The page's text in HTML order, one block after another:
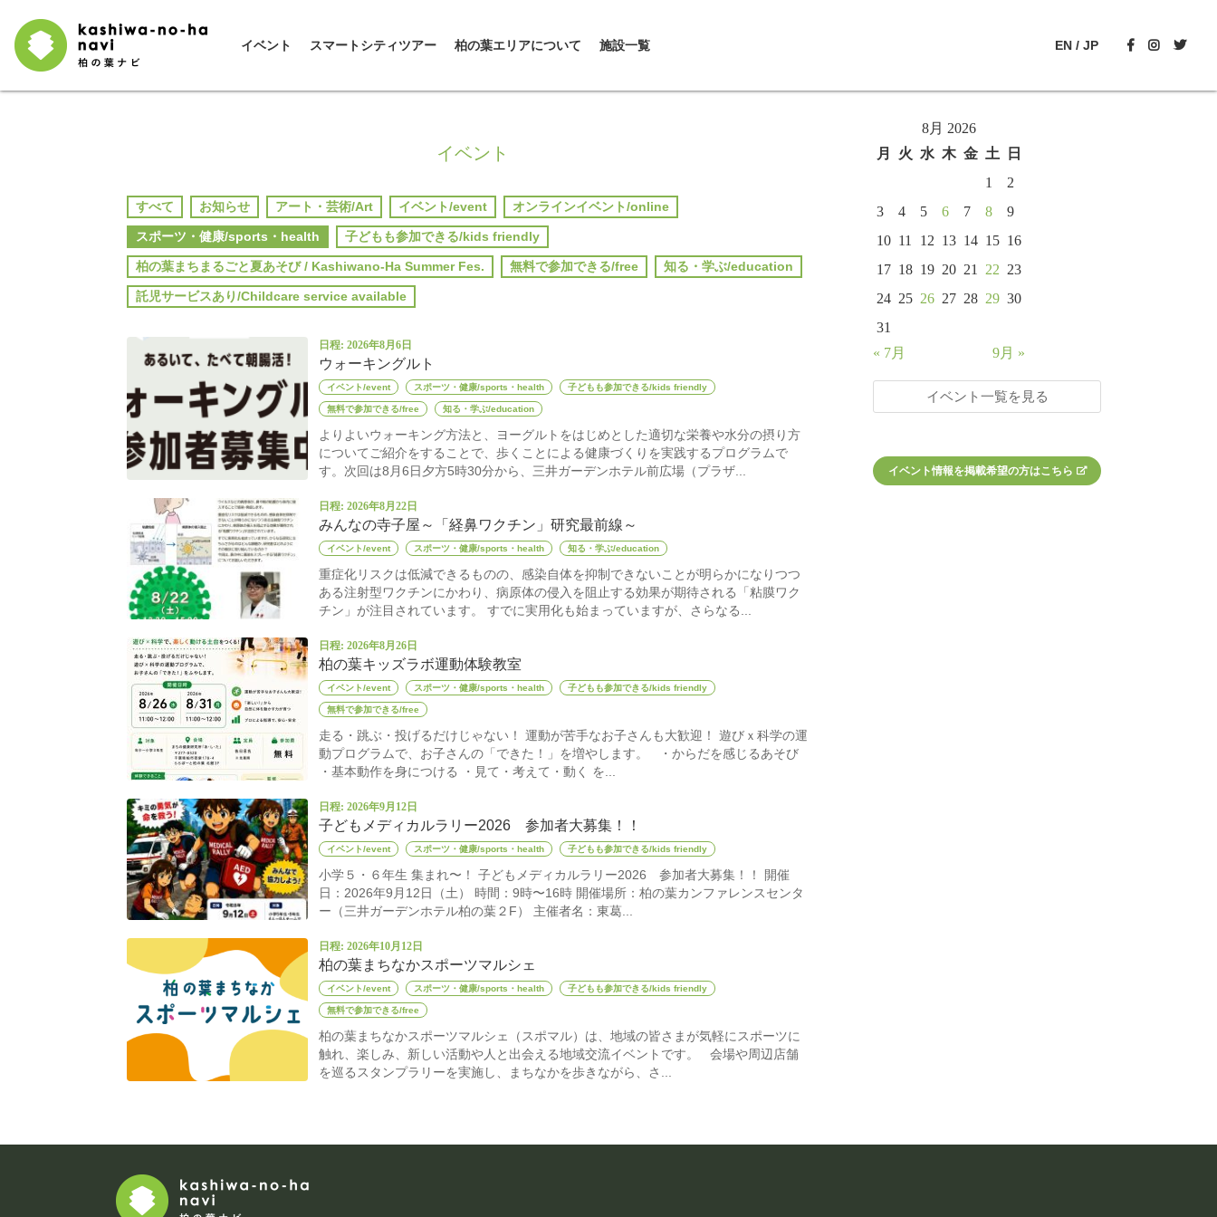
イベント スマートシティツアー 柏の葉エリアについて 施設一覧 EN / JP
イベント
すべて お知らせ アート・芸術/Art イベント/event オンラインイベント/online
スポーツ・健康/sports・health 子どもも参加できる/kids friendly
柏の葉まちまるごと夏あそび / Kashiwano-Ha Summer Fes. 無料で参加できる/free 知る・学ぶ/education
託児サービスあり/Childcare service available
日程: 2026年8月6日
ウォーキングルト
イベント/event スポーツ・健康/sports・health 子どもも参加できる/kids friendly
無料で参加できる/free 知る・学ぶ/education
よりよいウォーキング方法と、ヨーグルトをはじめとした適切な栄養や水分の摂り方
についてご紹介をすることで、歩くことによる健康づくりを実践するプログラムで
す。次回は8月6日夕方5時30分から、三井ガーデンホテル前広場（プラザ...
日程: 2026年8月22日
みんなの寺子屋～「経鼻ワクチン」研究最前線～
イベント/event スポーツ・健康/sports・health 知る・学ぶ/education
重症化リスクは低減できるものの、感染自体を抑制できないことが明らかになりつつ
ある注射型ワクチンにかわり、病原体の侵入を阻止する効果が期待される「粘膜ワク
チン」が注目されています。 すでに実用化も始まっていますが、さらなる...
日程: 2026年8月26日
柏の葉キッズラボ運動体験教室
イベント/event スポーツ・健康/sports・health 子どもも参加できる/kids friendly
無料で参加できる/free
走る・跳ぶ・投げるだけじゃない！ 運動が苦手なお子さんも大歓迎！ 遊びｘ科学の運
動プログラムで、お子さんの「できた！」を増やします。 ・からだを感じるあそび
・基本動作を身につける ・見て・考えて・動く を...
日程: 2026年9月12日
子どもメディカルラリー2026 参加者大募集！！
イベント/event スポーツ・健康/sports・health 子どもも参加できる/kids friendly
小学５・６年生 集まれ〜！ 子どもメディカルラリー2026 参加者大募集！！ 開催
日：2026年9月12日（土） 時間：9時〜16時 開催場所：柏の葉カンファレンスセンタ
ー（三井ガーデンホテル柏の葉２F） 主催者名：東葛...
日程: 2026年10月12日
柏の葉まちなかスポーツマルシェ
イベント/event スポーツ・健康/sports・health 子どもも参加できる/kids friendly
無料で参加できる/free
柏の葉まちなかスポーツマルシェ（スポマル）は、地域の皆さまが気軽にスポーツに
触れ、楽しみ、新しい活動や人と出会える地域交流イベントです。 会場や周辺店舗
を巡るスタンプラリーを実施し、まちなかを歩きながら、さ...
8月 2026
月
火 水 木 金 土
日
1
2
3
4 5 6 7 8
9
10 11 12 13 14 15 16
17 18 19 20 21 22 23
24 25 26 27 28 29 30
31
« 7月
9月 »
イベント一覧を見る
イベント情報を掲載希望の方はこちら